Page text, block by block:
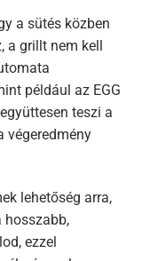
a sütés közben
grillt nem kell
például az EGG
teszi a
végeredmény
lehetőség arra,
hosszabb,
ezzel